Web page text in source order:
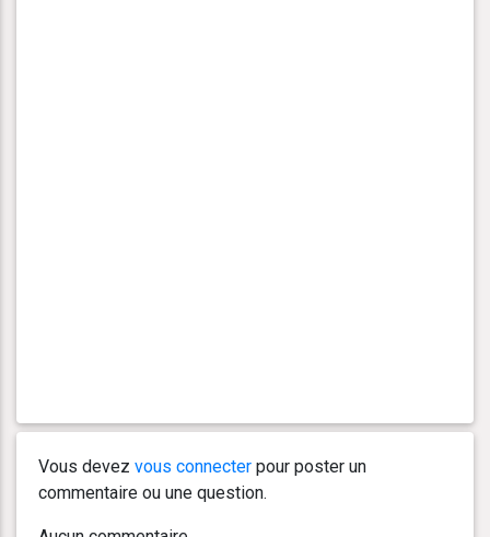
Vous devez vous connecter pour poster un
commentaire ou une question.